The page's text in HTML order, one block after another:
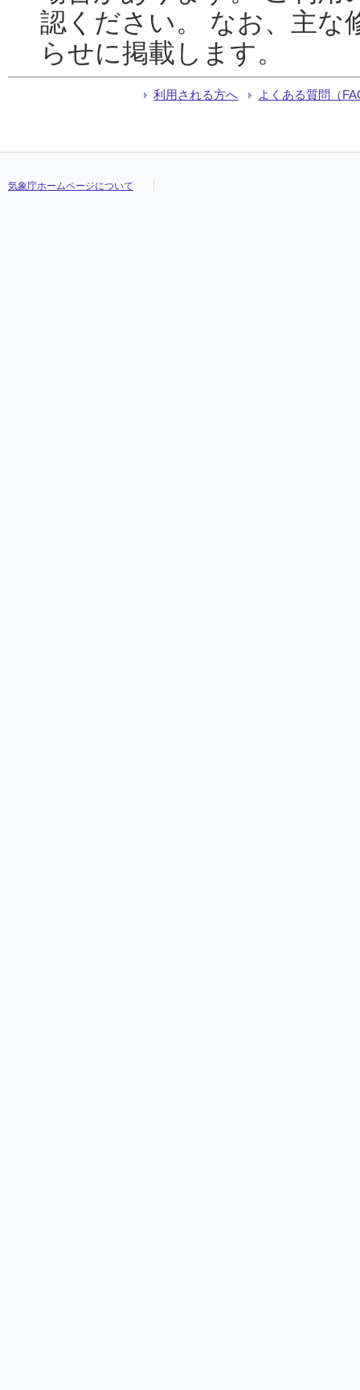
認ください。 なお、主な
らせに掲載します。
利用される方へ よくある質問（
気象庁ホームページについて